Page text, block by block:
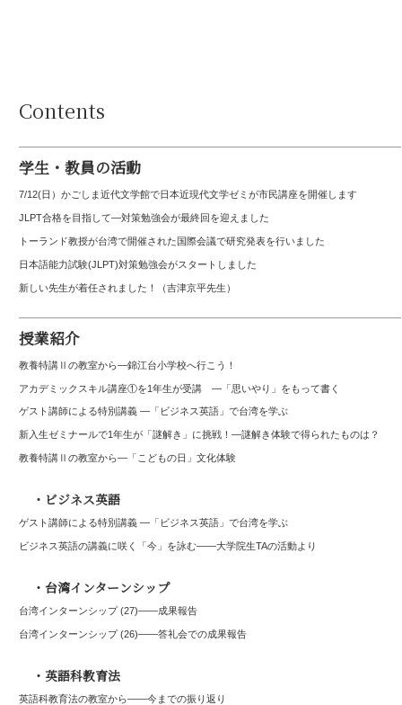
Contents
学生・教員の活動
7/12(日）かごしま近代文学館で日本近現代文学ゼミが市民講座を開催します
JLPT合格を目指して—対策勉強会が最終回を迎えました
トーランド教授が台湾で開催された国際会議で研究発表を行いました
日本語能力試験(JLPT)対策勉強会がスタートしました
新しい先生が着任されました！（吉津京平先生）
授業紹介
教養特講Ⅱの教室から―錦江台小学校へ行こう！
アカデミックスキル講座①を1年生が受講 ―「思いやり」をもって書く
ゲスト講師による特別講義 ―「ビジネス英語」で台湾を学ぶ
新入生ゼミナールで1年生が「謎解き」に挑戦！―謎解き体験で得られたものは？
教養特講Ⅱの教室から―「こどもの日」文化体験
・ビジネス英語
ゲスト講師による特別講義 ―「ビジネス英語」で台湾を学ぶ
ビジネス英語の講義に咲く「今」を詠む――大学院生TAの活動より
・台湾インターンシップ
台湾インターンシップ (27)——成果報告
台湾インターンシップ (26)――答礼会での成果報告
・英語科教育法
英語科教育法の教室から——今までの振り返り